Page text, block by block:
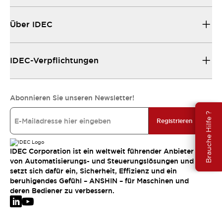
Brauche Hilfe ?
Über IDEC
IDEC-Verpflichtungen
Abonnieren Sie unseren Newsletter!
Registrieren
IDEC Corporation ist ein weltweit führender Anbieter
von Automatisierungs- und Steuerungslösungen und
setzt sich dafür ein, Sicherheit, Effizienz und ein
beruhigendes Gefühl – ANSHIN – für Maschinen und
deren Bediener zu verbessern.